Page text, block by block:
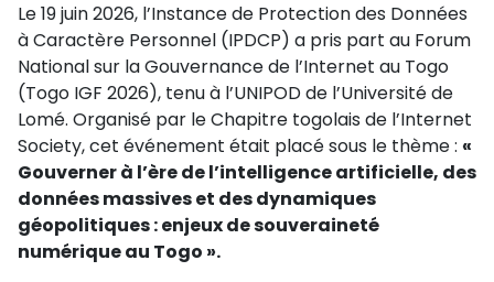
Le 19 juin 2026, l’Instance de Protection des Données
à Caractère Personnel (IPDCP) a pris part au Forum
National sur la Gouvernance de l’Internet au Togo
(Togo IGF 2026), tenu à l’UNIPOD de l’Université de
Lomé. Organisé par le Chapitre togolais de l’Internet
Society, cet événement était placé sous le thème : «
Gouverner à l’ère de l’intelligence artificielle, des
données massives et des dynamiques
géopolitiques : enjeux de souveraineté
numérique au Togo ».